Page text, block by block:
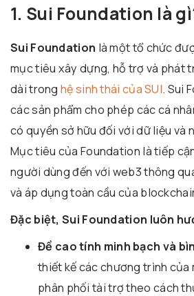
1. Sui Foundation là
Sui Foundation là một tổ chức
mục tiêu xây dựng, hỗ trợ và phát
dài trong hệ sinh thái của SUI. Sui
các sản phẩm cho phép các cá
có quyền sở hữu đối với dữ liệu và
Mục tiêu của Foundation là tiếp
người dùng đến với web3 thông
và áp dụng toàn cầu của
Đặc biệt, Sui Foundation luôn
Đề cao tính minh bạch và
thiết kế các chương trình của
phân phối tài trợ theo cách